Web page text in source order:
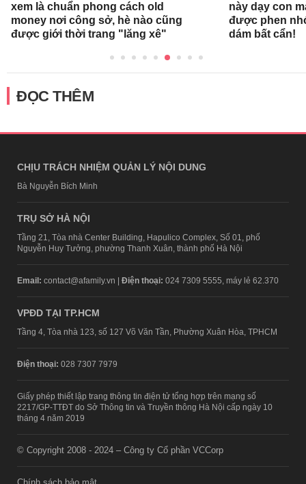
xem là chuẩn phong cách old
money nơi công sở, hè nào cũng
được giới thời trang "lăng xê"
này dạy con
được phen
dám bất cẩn!
ĐỌC THÊM
CHỊU TRÁCH NHIỆM QUẢN LÝ NỘI DUNG
Bà Nguyễn Bích Minh
TRỤ SỞ HÀ NỘI
Tầng 21, Tòa nhà Center Building, Hapulico Complex, Số 01, phố
Nguyễn Huy Tưởng, phường Thanh Xuân, thành phố Hà Nội
Email: contact@afamily.vn | Điện thoại: 024 7309 5555, máy lẻ 62.370
VPĐD TẠI TP.HCM
Tầng 4, Tòa nhà 123, số 127 Võ Văn Tần, Phường Xuân Hòa, TPHCM
Điện thoại: 028 7307 7979
Giấy phép thiết lập trang thông tin điện tử tổng hợp trên mạng số
2217/GP-TTĐT do Sở Thông tin và Truyền thông Hà Nội cấp ngày 10
tháng 4 năm 2019
© Copyright 2008 - 2024 – Công ty Cổ phần VCCorp